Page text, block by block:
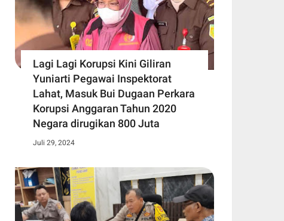
Lagi Lagi Korupsi Kini Giliran
Yuniarti Pegawai Inspektorat
Lahat, Masuk Bui Dugaan Perkara
Korupsi Anggaran Tahun 2020
Negara dirugikan 800 Juta
Juli 29, 2024